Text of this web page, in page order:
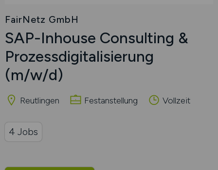
FairNetz GmbH
SAP-Inhouse Consulting &
Prozessdigitalisierung
(m/w/d)
Reutlingen Festanstellung Vollzeit
4 Jobs